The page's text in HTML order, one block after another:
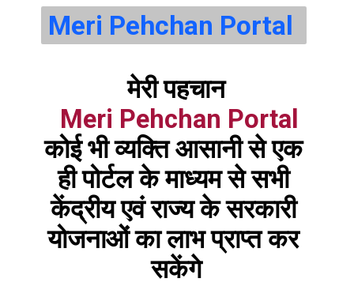
मेरी पहचान
Meri Pehchan Portal
कोई भी व्यक्ति आसानी से एक
ही पोर्टल के माध्यम से सभी
केंद्रीय एवं राज्य के सरकारी
योजनाओं का लाभ प्राप्त कर
सकेंगे
Meri Pehchan Portal